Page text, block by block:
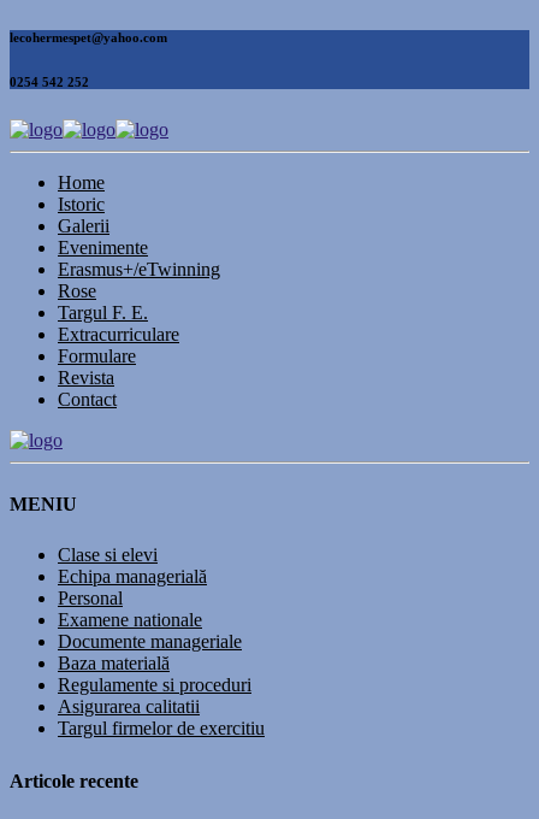
lecohermespet@yahoo.com
0254 542 252
Home
Istoric
Galerii
Evenimente
Erasmus+/eTwinning
Rose
Targul F. E.
Extracurriculare
Formulare
Revista
Contact
MENIU
Clase si elevi
Echipa managerială
Personal
Examene nationale
Documente manageriale
Baza materială
Regulamente si proceduri
Asigurarea calitatii
Targul firmelor de exercitiu
Articole recente